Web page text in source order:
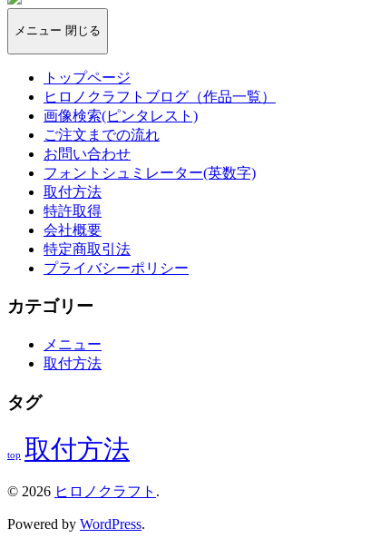
ノ
ク
ラ
フ
ト
メニュー 閉じる
トップページ
ヒロノクラフトブログ（作品一覧）
画像検索(ピンタレスト)
ご注文までの流れ
お問い合わせ
フォントシュミレーター(英数字)
取付方法
特許取得
会社概要
特定商取引法
プライバシーポリシー
カテゴリー
メニュー
取付方法
タグ
top 取付方法
© 2026 ヒロノクラフト .
Powered by WordPress.